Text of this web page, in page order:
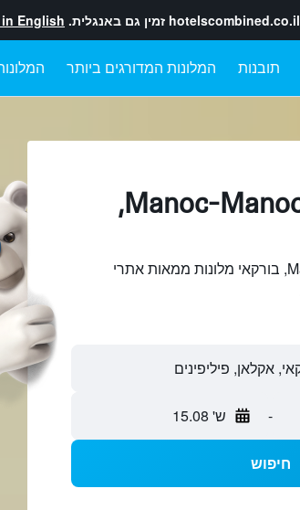
hotelscombined.co.il זמין גם באנגלית. English
תובנות המלונות המדורגים ביותר
מלונות בתוך Manoc-Manoc,
חיפוש והשוואתManoc-Manoc, בורקאי מלונות ממאות אתרי
- ש' 15.08
חיפוש